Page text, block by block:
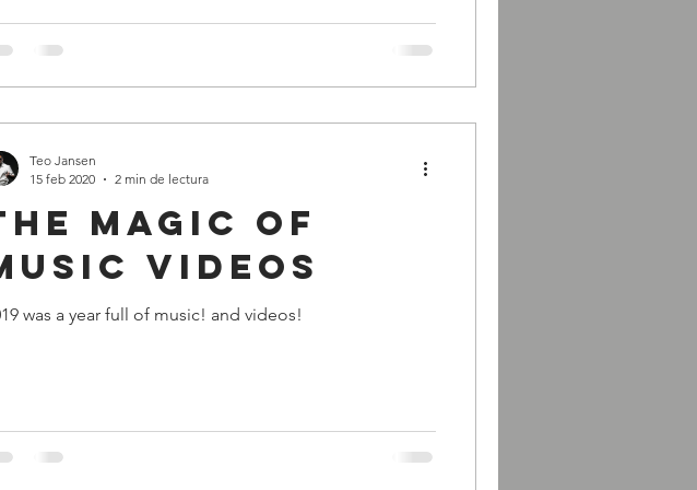
Magic of
Videos
was a year full of music! and videos!
Teo Jansen
15 feb 2020
2 min de lectura